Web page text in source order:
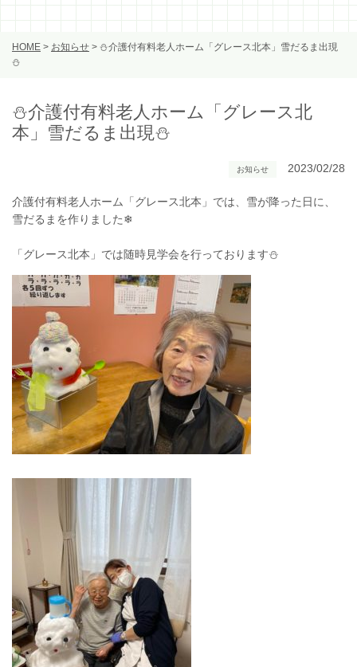
HOME > お知らせ > ⛄介護付有料老人ホーム「グレース北本」雪だるま出現
⛄
⛄介護付有料老人ホーム「グレース北
本」雪だるま出現⛄
お知らせ 2023/02/28
介護付有料老人ホーム「グレース北本」では、雪が降った日に、
雪だるまを作りました❄
「グレース北本」では随時見学会を行っております⛄